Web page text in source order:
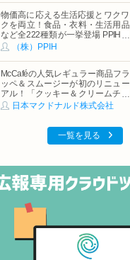
物価高に応える生活応援とワクワ
クを両立！食品・衣料・生活用品
など全222種類が一挙登場 PPIHグ
ループ「夏福袋」＆セール 8月6日
（株）PPIH
McCaféの人気レギュラー商品フラ
ッペ＆スムージーが初のリニュー
アル！「クッキー＆クリームチョ
コフラッペ」「マンゴースムージ
日本マクドナルド株式会社
一覧を見る